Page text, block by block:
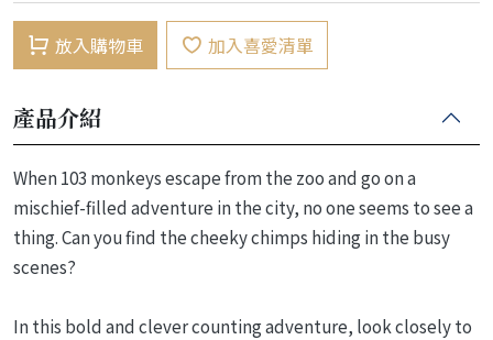
放入購物車 加入喜愛清單
產品介紹
When 103 monkeys escape from the zoo and go on a
mischief-filled adventure in the city, no one seems to see a
thing. Can you find the cheeky chimps hiding in the busy
scenes?
In this bold and clever counting adventure, look closely to